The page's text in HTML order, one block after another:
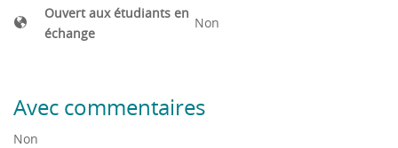
Ouvert aux étudiants en
échange
Non
Avec commentaires
Non